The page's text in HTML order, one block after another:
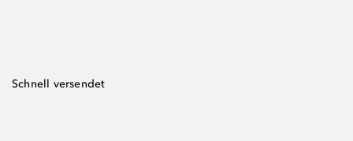
Schnell versendet